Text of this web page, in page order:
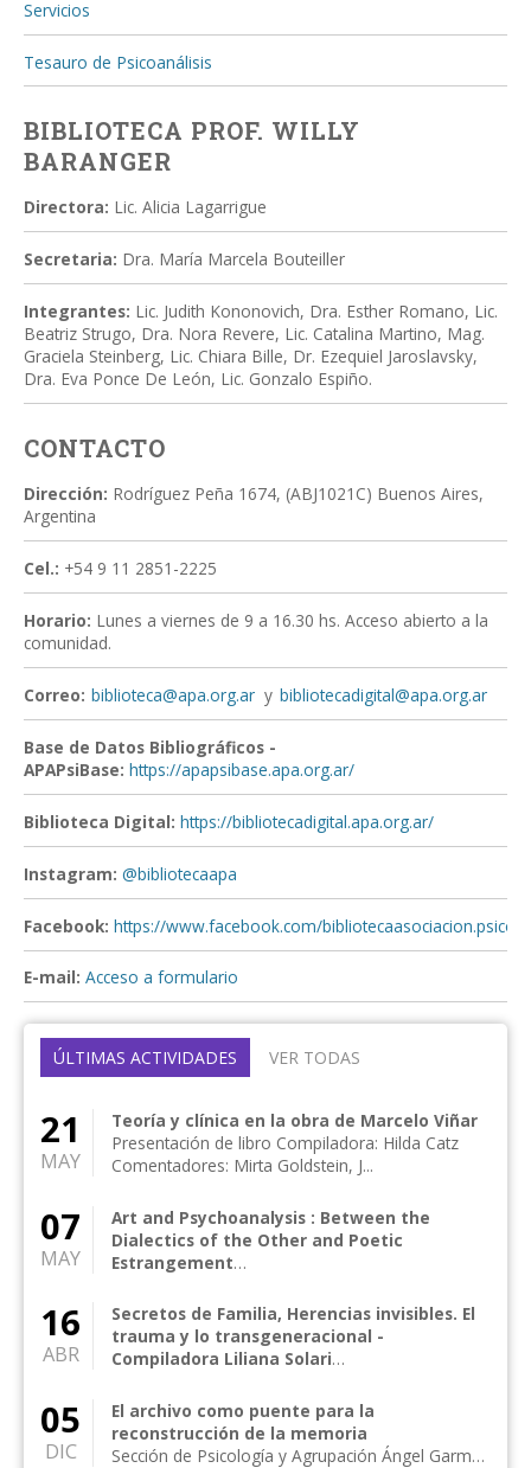
Servicios
Tesauro de Psicoanálisis
BIBLIOTECA PROF. WILLY
BARANGER
Directora: Lic. Alicia Lagarrigue
Secretaria: Dra. María Marcela Bouteiller
Integrantes: Lic. Judith Kononovich, Dra. Esther Romano, Lic.
Beatriz Strugo, Dra. Nora Revere, Lic. Catalina Martino, Mag.
Graciela Steinberg, Lic. Chiara Bille, Dr. Ezequiel Jaroslavsky,
Dra. Eva Ponce De León, Lic. Gonzalo Espiño.
CONTACTO
Dirección: Rodríguez Peña 1674, (ABJ1021C) Buenos Aires,
Argentina
Cel.: +54 9 11 2851-2225
Horario: Lunes a viernes de 9 a 16.30 hs. Acceso abierto a la
comunidad.
Correo: biblioteca@apa.org.ar y bibliotecadigital@apa.org.ar
Base de Datos Bibliográficos -
APAPsiBase: https://apapsibase.apa.org.ar/
Biblioteca Digital: https://bibliotecadigital.apa.org.ar/
Instagram: @bibliotecaapa
Facebook: https://www.facebook.com/
E-mail: Acceso a formulario
ÚLTIMAS ACTIVIDADES VER TODAS
21
MAY
Teoría y clínica en la obra de Marcelo Viñar
Presentación de libro Compiladora: Hilda Catz
Comentadores: Mirta Goldstein, J...
07
MAY
Art and Psychoanalysis : Between the
Dialectics of the Other and Poetic
Estrangement
Comentan: Adolfo Benjamín, Carlos W...
16
ABR
Secretos de Familia, Herencias invisibles. El
trauma y lo transgeneracional -
Compiladora Liliana Solari
Coordina: Esther Romano Compilador...
05
DIC
El archivo como puente para la
reconstrucción de la memoria
Sección de Psicología y Agrupación Ángel Garma